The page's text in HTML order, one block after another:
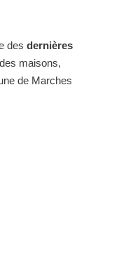
des dernières
maisons,
de Marches